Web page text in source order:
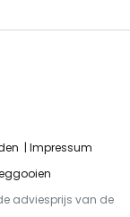
Impressum
adviesprijs van de